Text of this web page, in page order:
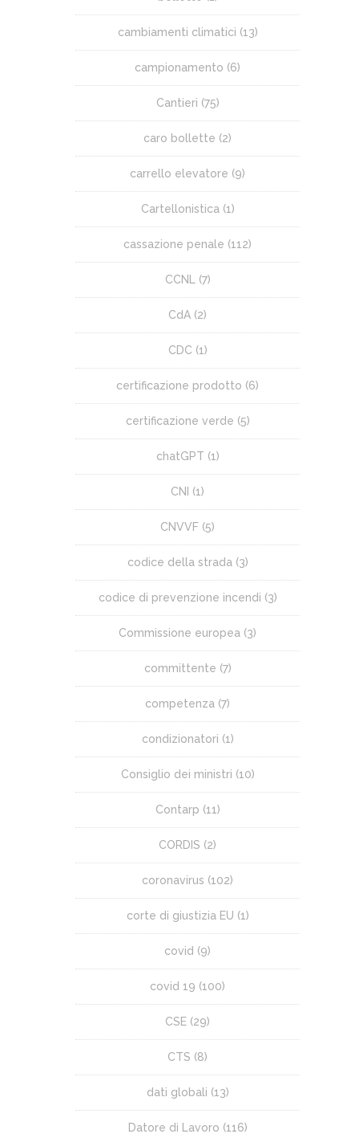
cambiamenti climatici (13)
campionamento (6)
Cantieri (75)
caro bollette (2)
carrello elevatore (9)
Cartellonistica(1)
cassazione penale (112)
CCNL(7)
CdA (2)
CDC (1)
certificazione prodotto (6)
certificazione verde (5)
chatGPT (1)
CNI (1)
CNVVF (5)
codice della strada(3)
codice di prevenzione incendi (3)
Commissione europea (3)
committente (7)
competenza (7)
condizionatori (1)
Consiglio dei ministri (10)
Contarp (11)
CORDIS (2)
coronavirus (102)
corte di giustizia EU (1)
covid (9)
covid 19 (100)
CSE (29)
CTS (8)
dati globali (13)
Datore di Lavoro (116)